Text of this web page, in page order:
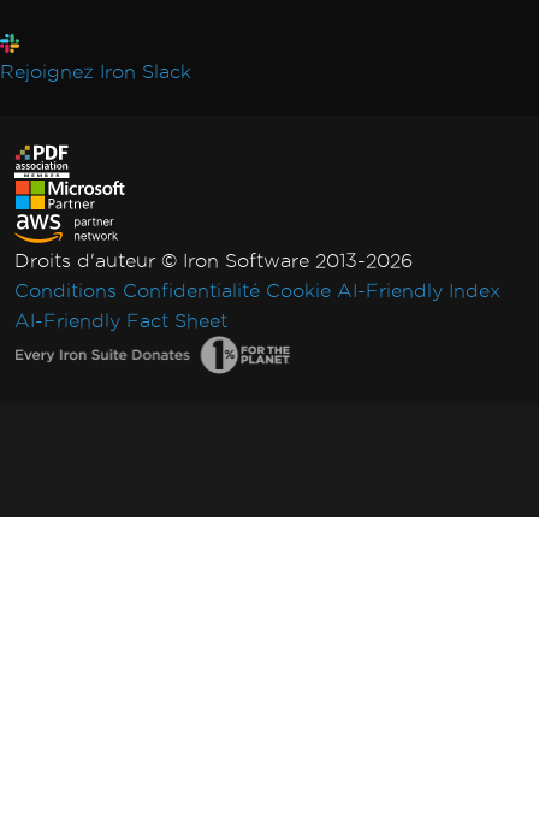
Rejoignez Iron Slack
Droits d'auteur © Iron Software 2013-2026
Conditions Confidentialité Cookie AI-Friendly Index
AI-Friendly Fact Sheet